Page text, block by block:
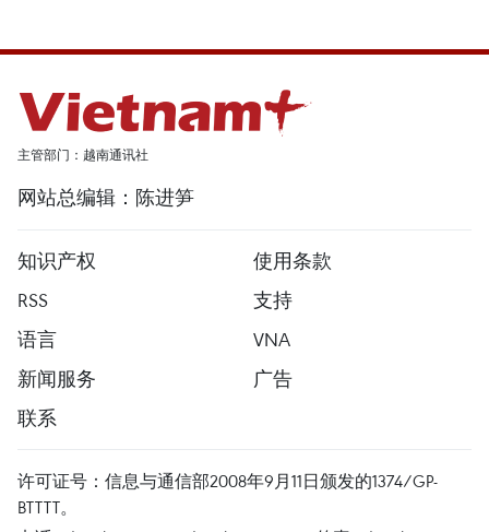
主管部门：越南通讯社
网站总编辑：陈进笋
知识产权
使用条款
RSS
支持
语言
VNA
新闻服务
广告
联系
许可证号：信息与通信部2008年9月11日颁发的1374/GP-
BTTTT。